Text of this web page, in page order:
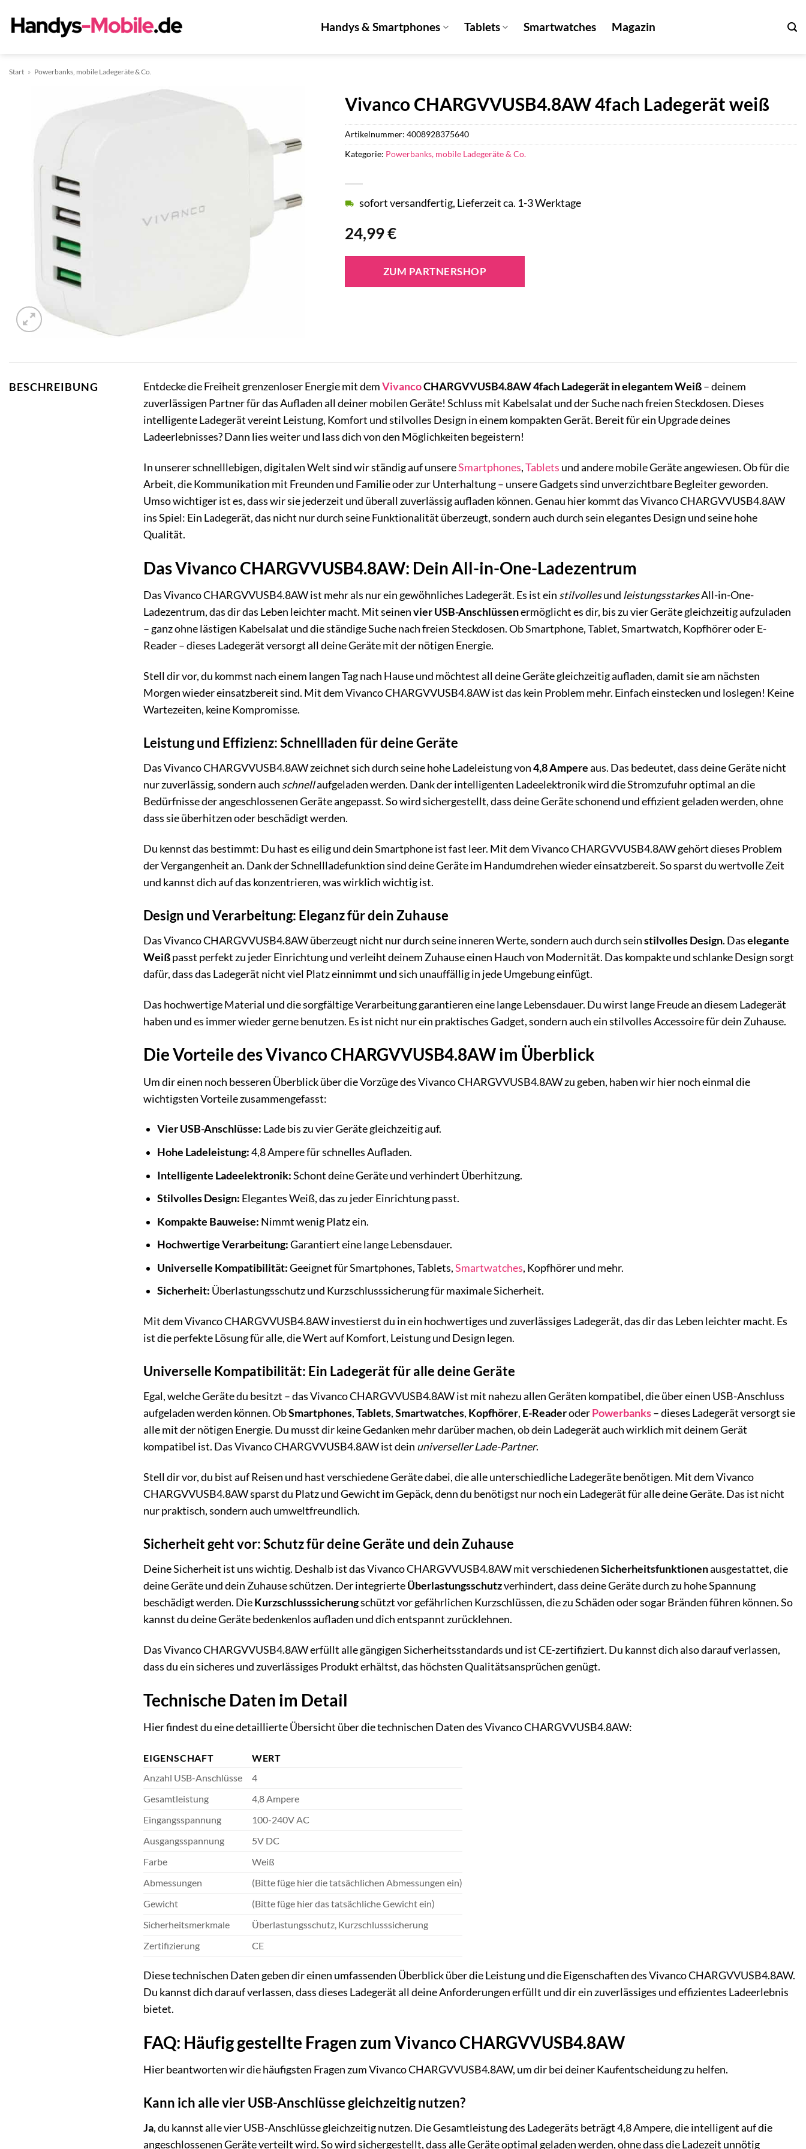
Inhalt
Handys & Smartphones Tablets Smartwatches Magazin
Start » Powerbanks, mobile Ladegeräte & Co.
Vivanco CHARGVVUSB4.8AW 4fach Ladegerät weiß
24,99€
sofort versandfertig, Lieferzeit ca. 1-3 Werktage
ZUM PARTNERSHOP
Artikelnummer: 4008928375640
Kategorie: Powerbanks, mobile Ladegeräte & Co.
BESCHREIBUNG Entdecke die Freiheit grenzenloser Energie mit demVivancoCHARGVVUSB4.8AW 4fach Ladegerät in elegantem Weiß– deinem
zuverlässigen Partner für das Aufladen all deiner mobilen Geräte! Schluss mit Kabelsalat und der Suche nach freien Steckdosen. Dieses
intelligente Ladegerät vereint Leistung, Komfort und stilvolles Design in einem kompakten Gerät. Bereit für ein Upgrade deines
Ladeerlebnisses? Dann lies weiter und lass dich von den Möglichkeiten begeistern!
In unserer schnelllebigen, digitalen Welt sind wir ständig auf unsereSmartphones,Tablets und andere mobile Geräte angewiesen. Ob für die
Arbeit, die Kommunikation mit Freunden und Familie oder zur Unterhaltung – unsere Gadgets sind unverzichtbare Begleiter geworden.
Umso wichtiger ist es, dass wir sie jederzeit und überall zuverlässig aufladen können. Genau hier kommt das Vivanco CHARGVVUSB4.8AW
ins Spiel: Ein Ladegerät, das nicht nur durch seine Funktionalität überzeugt, sondern auch durch sein elegantes Design und seine hohe
Qualität.
Das Vivanco CHARGVVUSB4.8AW: Dein All-in-One-Ladezentrum
Das Vivanco CHARGVVUSB4.8AW ist mehr als nur ein gewöhnliches Ladegerät. Es ist ein stilvollesund leistungsstarkesAll-in-One-
Ladezentrum, das dir das Leben leichter macht. Mit seinenvier USB-Anschlüssenermöglicht es dir, bis zu vier Geräte gleichzeitig aufzuladen
– ganz ohne lästigen Kabelsalat und die ständige Suche nach freien Steckdosen. Ob Smartphone, Tablet, Smartwatch, Kopfhörer oder E-
Reader – dieses Ladegerät versorgt all deine Geräte mit der nötigen Energie.
Stell dir vor, du kommst nach einem langen Tag nach Hause und möchtest all deine Geräte gleichzeitig aufladen, damit sie am nächsten
Morgen wieder einsatzbereit sind. Mit dem Vivanco CHARGVVUSB4.8AW ist das kein Problem mehr. Einfach einstecken und loslegen! Keine
Wartezeiten, keine Kompromisse.
Leistung und Effizienz: Schnellladen für deine Geräte
Das Vivanco CHARGVVUSB4.8AW zeichnet sich durch seine hohe Ladeleistung von4,8 Ampereaus. Das bedeutet, dass deine Geräte nicht
nur zuverlässig, sondern auch schnellaufgeladen werden. Dank der intelligenten Ladeelektronik wird die Stromzufuhr optimal an die
Bedürfnisse der angeschlossenen Geräte angepasst. So wird sichergestellt, dass deine Geräte schonend und effizient geladen werden, ohne
dass sie überhitzen oder beschädigt werden.
Du kennst das bestimmt: Du hast es eilig und dein Smartphone ist fast leer. Mit dem Vivanco CHARGVVUSB4.8AW gehört dieses Problem
der Vergangenheit an. Dank der Schnellladefunktion sind deine Geräte im Handumdrehen wieder einsatzbereit. So sparst du wertvolle Zeit
und kannst dich auf das konzentrieren, was wirklich wichtig ist.
Design und Verarbeitung: Eleganz für dein Zuhause
Das Vivanco CHARGVVUSB4.8AW überzeugt nicht nur durch seine inneren Werte, sondern auch durch seinstilvolles Design. Daselegante
Weißpasst perfekt zu jeder Einrichtung und verleiht deinem Zuhause einen Hauch von Modernität. Das kompakte und schlanke Design sorgt
dafür, dass das Ladegerät nicht viel Platz einnimmt und sich unauffällig in jede Umgebung einfügt.
Das hochwertige Material und die sorgfältige Verarbeitung garantieren eine lange Lebensdauer. Du wirst lange Freude an diesem Ladegerät
haben und es immer wieder gerne benutzen. Es ist nicht nur ein praktisches Gadget, sondern auch ein stilvolles Accessoire für dein Zuhause.
Die Vorteile des Vivanco CHARGVVUSB4.8AW im Überblick
Um dir einen noch besseren Überblick über die Vorzüge des Vivanco CHARGVVUSB4.8AW zu geben, haben wir hier noch einmal die
wichtigsten Vorteile zusammengefasst:
Vier USB-Anschlüsse: Lade bis zu vier Geräte gleichzeitig auf.
Hohe Ladeleistung:4,8 Ampere für schnelles Aufladen.
Intelligente Ladeelektronik:Schont deine Geräte und verhindert Überhitzung.
Stilvolles Design: Elegantes Weiß, das zu jeder Einrichtung passt.
Kompakte Bauweise: Nimmt wenig Platz ein.
Hochwertige Verarbeitung:Garantiert eine lange Lebensdauer.
Universelle Kompatibilität:Geeignet für Smartphones, Tablets,Smartwatches, Kopfhörer und mehr.
Sicherheit: Überlastungsschutz und Kurzschlusssicherung für maximale Sicherheit.
Mit dem Vivanco CHARGVVUSB4.8AW investierst du in ein hochwertiges und zuverlässiges Ladegerät, das dir das Leben leichter macht. Es
ist die perfekte Lösung für alle, die Wert auf Komfort, Leistung und Design legen.
Universelle Kompatibilität: Ein Ladegerät für alle deine Geräte
Egal, welche Geräte du besitzt – das Vivanco CHARGVVUSB4.8AW ist mit nahezu allen Geräten kompatibel, die über einen USB-Anschluss
aufgeladen werden können. ObSmartphones,Tablets,Smartwatches, Kopfhörer, E-ReaderoderPowerbanks– dieses Ladegerät versorgt sie
alle mit der nötigen Energie. Du musst dir keine Gedanken mehr darüber machen, ob dein Ladegerät auch wirklich mit deinem Gerät
kompatibel ist. Das Vivanco CHARGVVUSB4.8AW ist dein universeller Lade-Partner.
Stell dir vor, du bist auf Reisen und hast verschiedene Geräte dabei, die alle unterschiedliche Ladegeräte benötigen. Mit dem Vivanco
CHARGVVUSB4.8AW sparst du Platz und Gewicht im Gepäck, denn du benötigst nur noch ein Ladegerät für alle deine Geräte. Das ist nicht
nur praktisch, sondern auch umweltfreundlich.
Sicherheit geht vor: Schutz für deine Geräte und dein Zuhause
Deine Sicherheit ist uns wichtig. Deshalb ist das Vivanco CHARGVVUSB4.8AW mit verschiedenenSicherheitsfunktionenausgestattet, die
deine Geräte und dein Zuhause schützen. Der integrierteÜberlastungsschutzverhindert, dass deine Geräte durch zu hohe Spannung
beschädigt werden. DieKurzschlusssicherungschützt vor gefährlichen Kurzschlüssen, die zu Schäden oder sogar Bränden führen können. So
kannst du deine Geräte bedenkenlos aufladen und dich entspannt zurücklehnen.
Das Vivanco CHARGVVUSB4.8AW erfüllt alle gängigen Sicherheitsstandards und ist CE-zertifiziert. Du kannst dich also darauf verlassen,
dass du ein sicheres und zuverlässiges Produkt erhältst, das höchsten Qualitätsansprüchen genügt.
Technische Daten im Detail
Hier findest du eine detaillierte Übersicht über die technischen Daten des Vivanco CHARGVVUSB4.8AW:
EIGENSCHAFT
WERT
Anzahl USB-Anschlüsse
4
Gesamtleistung
4,8 Ampere
Eingangsspannung
100-240V AC
Ausgangsspannung
5V DC
Farbe
Weiß
Abmessungen
(Bitte füge hier die tatsächlichen Abmessungen ein)
Gewicht
(Bitte füge hier das tatsächliche Gewicht ein)
Sicherheitsmerkmale
Überlastungsschutz, Kurzschlusssicherung
Zertifizierung
CE
Diese technischen Daten geben dir einen umfassenden Überblick über die Leistung und die Eigenschaften des Vivanco CHARGVVUSB4.8AW.
Du kannst dich darauf verlassen, dass dieses Ladegerät all deine Anforderungen erfüllt und dir ein zuverlässiges und effizientes Ladeerlebnis
bietet.
FAQ: Häufig gestellte Fragen zum Vivanco CHARGVVUSB4.8AW
Hier beantworten wir die häufigsten Fragen zum Vivanco CHARGVVUSB4.8AW, um dir bei deiner Kaufentscheidung zu helfen.
Kann ich alle vier USB-Anschlüsse gleichzeitig nutzen?
Ja, du kannst alle vier USB-Anschlüsse gleichzeitig nutzen. Die Gesamtleistung des Ladegeräts beträgt 4,8 Ampere, die intelligent auf die
angeschlossenen Geräte verteilt wird. So wird sichergestellt, dass alle Geräte optimal geladen werden, ohne dass die Ladezeit unnötig